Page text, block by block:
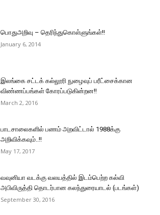
பொதுஅறிவு – தெரிந்துகொள்ளுங்கள்!!
January 6, 2014
இலங்கை சட்டக் கல்லூரி நுழைவுப் பரீட்சைக்கான
விண்ணப்பங்கள் கோரப்படுகின்றன!!
March 2, 2016
பாடசாலைகளில் பணம் அறவிட்டால் 1988க்கு
அறிவிக்கவும்..!!
May 17, 2017
வவுனியா வடக்கு வலயத்தில் இடம்பெற்ற கல்வி
அபிவிருத்தி தொடர்பான கலந்துரையாடல் (படங்கள்)
September 30, 2016